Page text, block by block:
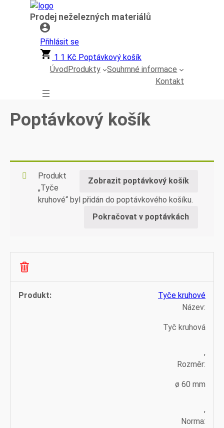
Přeskočit
Prodej neželezných materiálů
Přihlásit se
1 1 Kč Poptávkový košík
ÚvodProdukty
Souhrnné informace
Kontakt
Poptávkový košík
Zobrazit poptávkový košík
Produkt
„Tyče
kruhové“ byl přidán do poptávkového košíku.
Pokračovat v poptávkách
Tyče kruhové
Název:
Tyč kruhová
,
Rozměr:
ø 60 mm
,
Norma: